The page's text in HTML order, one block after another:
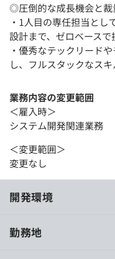
◎圧倒的な成長機会と裁
・1人目の専任担当とし
設計まで、ゼロベースで
・優秀なテックリード
し、フルスタックなス
業務内容の変更範囲
＜雇入時＞
システム開発関連業務
＜変更範囲＞
変更なし
開発環境
勤務地